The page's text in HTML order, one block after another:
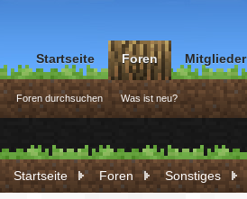
Startseite Foren Sonstiges
Startseite Foren
Foren durchsuchen Was ist neu?
Mitglieder